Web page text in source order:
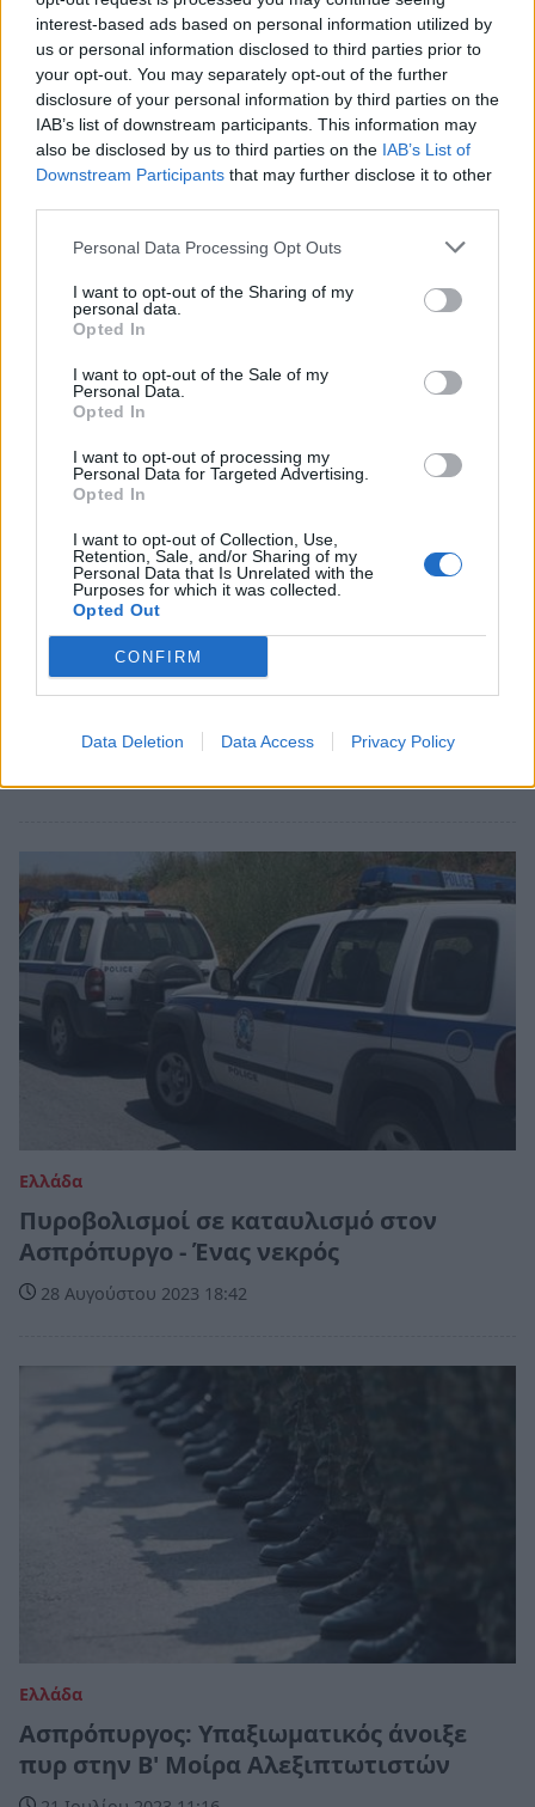
interest-based ads based on personal information utilized by
us or personal information disclosed to third parties prior to
your opt-out. You may separately opt-out of the further
disclosure of your personal information by third parties on the
IAB’s list of downstream participants. This information may
also be disclosed by us to third parties on the IAB’s List of
Downstream Participants that may further disclose it to other
Personal Data Processing Opt Outs
I want to opt-out of the Sharing of my
personal data.
Opted In
I want to opt-out of the Sale of my
Personal Data.
Opted In
I want to opt-out of processing my
Personal Data for Targeted Advertising.
Opted In
I want to opt-out of Collection, Use,
Retention, Sale, and/or Sharing of my
Personal Data that Is Unrelated with the
Purposes for which it was collected.
Opted Out
CONFIRM
Data Deletion Data Access Privacy Policy
Ελλάδα
«Γαργαλούσε τα παιδιά στις κοιλιές» -
Ανατριχιάζουν οι μαρτυρίες για τον
γυμναστή στον Ασπρόπυργο
Ελλάδα
Ασπρόπυργος: Αυτός είναι ο 30χρονος
γυμναστής που κατηγορείται για
παρενόχληση μαθητών
Ελλάδα
Πυροβολισμοί σε καταυλισμό στον
Ασπρόπυργο - Ένας νεκρός
28 Αυγούστου 2023 18:42
Ελλάδα
Ασπρόπυργος: Υπαξιωματικός άνοιξε
πυρ στην Β' Μοίρα Αλεξιπτωτιστών